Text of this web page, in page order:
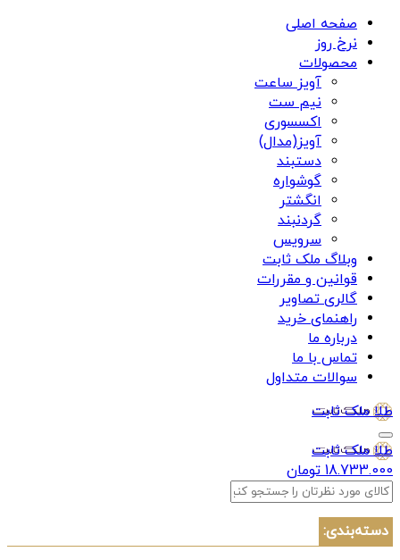
صفحه اصلی
نرخ روز
محصولات
آویز ساعت
نیم ست
اکسسوری
آویز(مدال)
دستبند
گوشواره
انگشتر
گردنبند
سرویس
وبلاگ ملک ثابت
قوانین و مقررات
گالری تصاویر
راهنمای خرید
درباره ما
تماس با ما
سوالات متداول
طلا ملک ثابت
طلا ملک ثابت
18.733.000 تومان
دسته‌بندی: